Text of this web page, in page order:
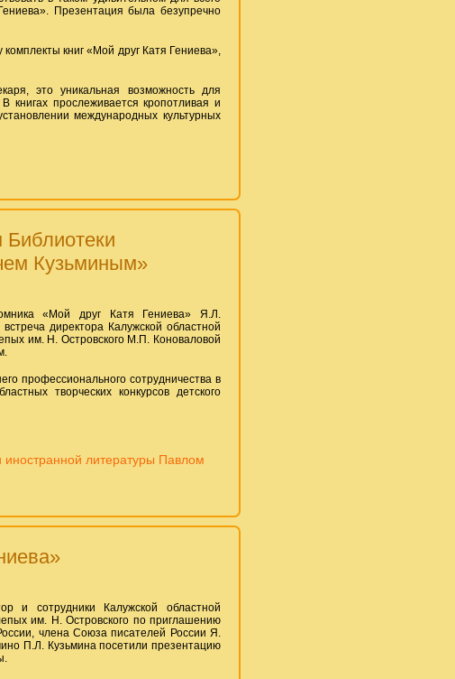
Презентация была безупречно
книг «Мой друг Катя Гениева»,
это уникальная возможность для
книгах прослеживается кропотливая и
международных культурных
Библиотеки
Кузьминым»
«Мой друг Катя Гениева» Я.Л.
директора Калужской областной
им. Н. Островского М.П. Коноваловой
профессионального сотрудничества в
творческих конкурсов детского
литературы Павлом
и сотрудники Калужской областной
им. Н. Островского по приглашению
члена Союза писателей России Я.
П.Л. Кузьмина посетили презентацию